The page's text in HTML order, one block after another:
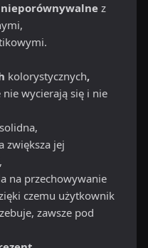
nieporównywalne z
kolorystycznych,
nie wycierają się i nie
zwiększa jej
na przechowywanie
czemu użytkownik
zawsze pod